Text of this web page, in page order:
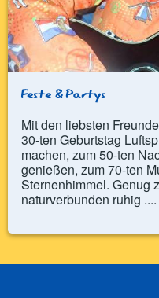
Feste & Partys
Mit den liebsten
30-ten Geburtstag
machen, zum 50-ten
genießen, zum 70-ten
Sternenhimmel. Genug
naturverbunden ruhig ....